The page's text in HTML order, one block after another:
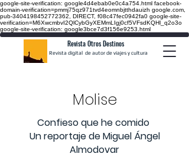
google-site-verification: google4d4ebab0e0c4a754.html facebook-
domain-verification=pmmj75qz971tvd4eomnbjtthdauizh google.com,
pub-3404198452772362, DIRECT, f08c47fec0942fa0 google-site-
verification=M6XwcmbvI2QlCybGyXEMmLIgj0cf5VFsdKQHl_q2o3o
google-site-verification: google3bce7d3f156e9253.html
Revista Otros Destinos
Revista digital de autor de viajes y cultura
Molise
Confieso que he comido
Un reportaje de Miguel Ángel
Almodovar